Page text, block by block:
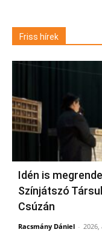
Friss hírek
Idén is
Színjátszó
Csúzán
Racsmány Dániel - 2026,